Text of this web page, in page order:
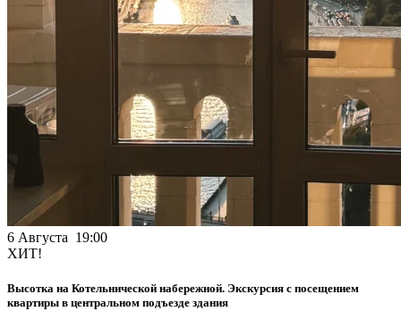
6 Августа 19:00
ХИТ!
Высотка на Котельнической набережной. Экскурсия с посещением
квартиры в центральном подъезде здания